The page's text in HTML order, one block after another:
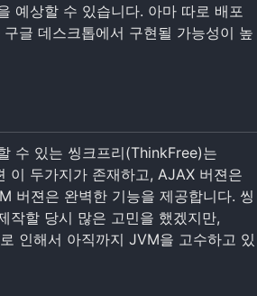
예상할 수 있습니다. 아마 따로 배포
글 데스크톱에서 구현될 가능성이 높
수 있는 씽크프리(ThinkFree)는
이 두가지가 존재하고, AJAX 버젼은
버젼은 완벽한 기능을 제공합니다. 씽
작할 당시 많은 고민을 했겠지만,
인해서 아직까지 JVM을 고수하고 있